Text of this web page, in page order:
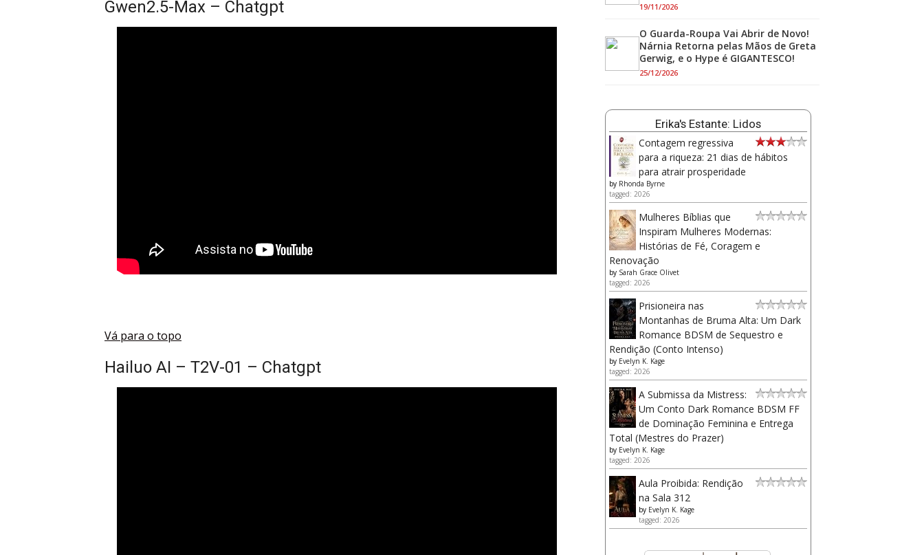
Gwen2.5-Max – Chatgpt
Vá para o topo
Hailuo AI – T2V-01 – Chatgpt
19/11/2026
O Guarda-Roupa Vai Abrir de Novo!
Nárnia Retorna pelas Mãos de Greta
Gerwig, e o Hype é GIGANTESCO!
25/12/2026
Erika's Estante: Lidos
Contagem regressiva
para a riqueza: 21 dias de hábitos
para atrair prosperidade
by Rhonda Byrne
tagged: 2026
Mulheres Bíblias que
Inspiram Mulheres Modernas:
Histórias de Fé, Coragem e
Renovação
by Sarah Grace Olivet
tagged: 2026
Prisioneira nas
Montanhas de Bruma Alta: Um Dark
Romance BDSM de Sequestro e
Rendição (Conto Intenso)
by Evelyn K. Kage
tagged: 2026
A Submissa da Mistress:
Um Conto Dark Romance BDSM FF
de Dominação Feminina e Entrega
Total (Mestres do Prazer)
by Evelyn K. Kage
tagged: 2026
Aula Proibida: Rendição
na Sala 312
by Evelyn K. Kage
tagged: 2026